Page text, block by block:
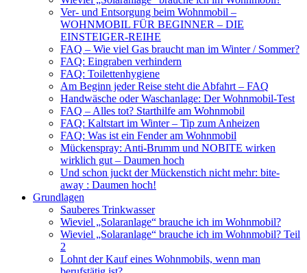
Ver- und Entsorgung beim Wohnmobil –
WOHNMOBIL FÜR BEGINNER – DIE
EINSTEIGER-REIHE
FAQ – Wie viel Gas braucht man im Winter / Sommer?
FAQ: Eingraben verhindern
FAQ: Toilettenhygiene
Am Beginn jeder Reise steht die Abfahrt – FAQ
Handwäsche oder Waschanlage: Der Wohnmobil-Test
FAQ – Alles tot? Starthilfe am Wohnmobil
FAQ: Kaltstart im Winter – Tip zum Anheizen
FAQ: Was ist ein Fender am Wohnmobil
Mückenspray: Anti-Brumm und NOBITE wirken
wirklich gut – Daumen hoch
Und schon juckt der Mückenstich nicht mehr: bite-
away : Daumen hoch!
Grundlagen
Sauberes Trinkwasser
Wieviel „Solaranlage“ brauche ich im Wohnmobil?
Wieviel „Solaranlage“ brauche ich im Wohnmobil? Teil
2
Lohnt der Kauf eines Wohnmobils, wenn man